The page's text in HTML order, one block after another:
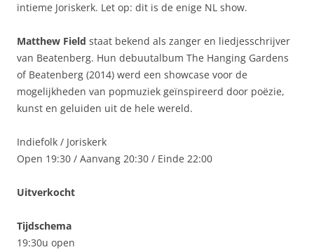
intieme Joriskerk. Let op: dit is de enige NL show.
Matthew Field staat bekend als zanger en liedjesschrijver
van Beatenberg. Hun debuutalbum The Hanging Gardens
of Beatenberg (2014) werd een showcase voor de
mogelijkheden van popmuziek geïnspireerd door poëzie,
kunst en geluiden uit de hele wereld.
Indiefolk / Joriskerk
Open 19:30 / Aanvang 20:30 / Einde 22:00
Uitverkocht
Tijdschema
19:30u open